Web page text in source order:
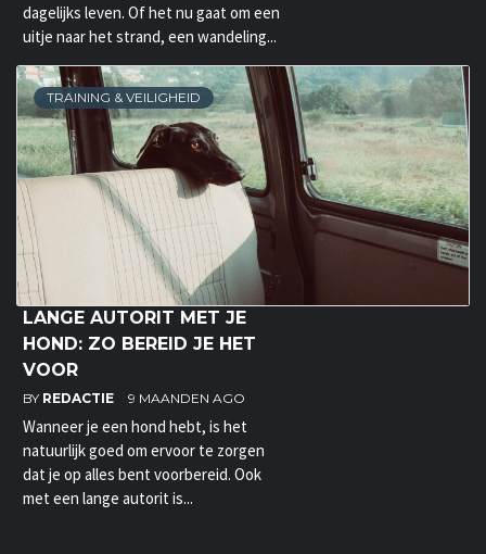
dagelijks leven. Of het nu gaat om een
uitje naar het strand, een wandeling...
TRAINING & VEILIGHEID
LANGE AUTORIT MET JE
HOND: ZO BEREID JE HET
VOOR
BY REDACTIE 9 MAANDEN AGO
Wanneer je een hond hebt, is het
natuurlijk goed om ervoor te zorgen
dat je op alles bent voorbereid. Ook
met een lange autorit is...